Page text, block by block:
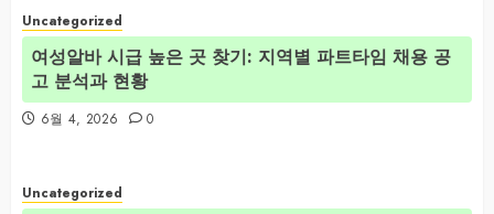
Uncategorized
여성알바 시급 높은 곳 찾기: 지역별 파트타임 채용 공
고 분석과 현황
6월 4, 2026 0
Uncategorized